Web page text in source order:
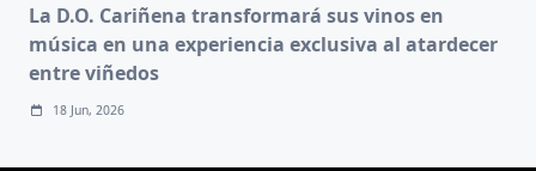
La D.O. Cariñena transformará sus vinos en
música en una experiencia exclusiva al atardecer
entre viñedos
18 Jun, 2026